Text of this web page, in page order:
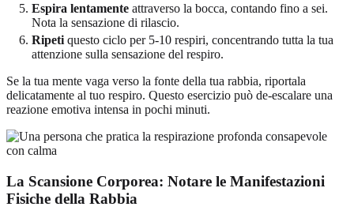
Espira lentamente attraverso la bocca, contando fino a sei.
Nota la sensazione di rilascio.
Ripeti questo ciclo per 5-10 respiri, concentrando tutta la tua
attenzione sulla sensazione del respiro.
Se la tua mente vaga verso la fonte della tua rabbia, riportala
delicatamente al tuo respiro. Questo esercizio può de-escalare una
reazione emotiva intensa in pochi minuti.
La Scansione Corporea: Notare le Manifestazioni
Fisiche della Rabbia